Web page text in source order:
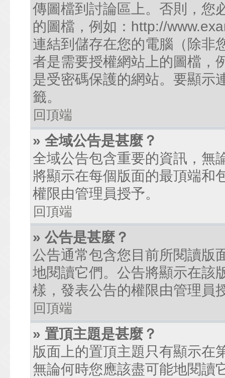
傳圖檔到討論區上。否則，您
的圖檔，例如：http://
連結到儲存在您的電腦（除非
者是需要授權網站上的圖檔，
是受密碼保護的網站。要顯示
籤。
回頂端
» 全域公告是甚麼？
全域公告包含重要的資訊，無
將顯示在每個版面的最頂端和
權限由管理員授予。
回頂端
» 公告是甚麼？
公告通常包含您目前所閱讀版
地閱讀它們。公告將顯示在該
樣，發表公告的權限由管理員
回頂端
» 置頂主題是甚麼？
版面上的置頂主題只有顯示在
無論何時您應該盡可能地閱讀